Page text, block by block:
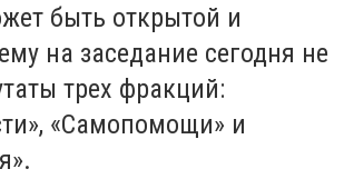
быть открытой и
на заседание сегодня не
трех фракций:
«Самопомощи» и